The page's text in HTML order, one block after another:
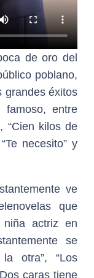
de oro del
poblano,
grandes éxitos
famoso, entre
“Cien kilos de
necesito” y
ve
que
actriz en
se
otra”, “Los
caras tiene